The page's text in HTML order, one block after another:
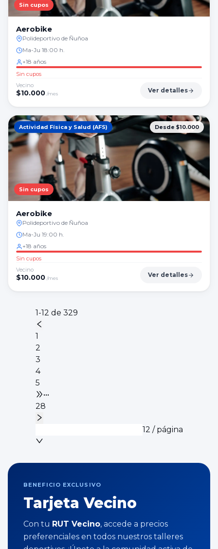
Sin cupos
Aerobike
Polideportivo de Ñuñoa
Ma-Ju 18:00 h.
+18 años
Sin cupos
Vecino
$10.000 /mes Ver detalles
Actividad Física y Salud (AFS) Desde $10.000
Sin cupos
Aerobike
Polideportivo de Ñuñoa
Ma-Ju 19:00 h.
+18 años
Sin cupos
Vecino
$10.000 /mes Ver detalles
1-12 de 329
1
2
3
4
5
•••
28
12 / página
BENEFICIO EXCLUSIVO
Tarjeta Vecino
Con tu RUT Vecino, accede a precios
preferenciales en todos nuestros talleres